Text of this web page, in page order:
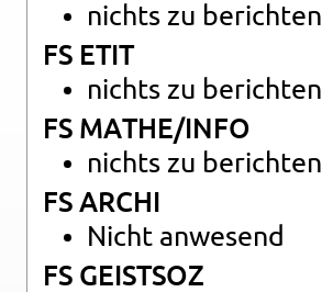
nichts zu be­rich­ten
FS ETIT
nichts zu be­rich­ten
FS MATHE/INFO
nichts zu be­rich­ten
FS ARCHI
Nicht an­we­send
FS GEIST­SOZ